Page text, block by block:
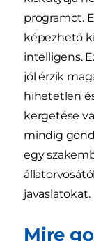
programot.
képezhető
intelligens.
jól érzik
hihetetlen
kergetése
mindig
egy
javaslatokat.
Mire